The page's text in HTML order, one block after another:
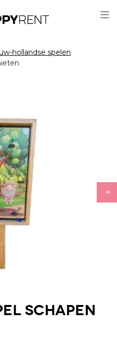
hollandse spelen
schapen